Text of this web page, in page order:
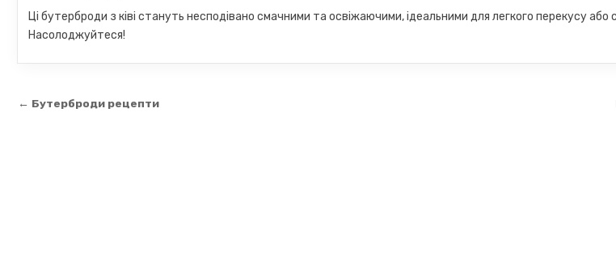
Ці бутерброди з ківі стануть несподівано смачними та освіжаючими, ідеальними для легкого перекусу або
Насолоджуйтеся!
Навігація
← Бутерброди рецепти